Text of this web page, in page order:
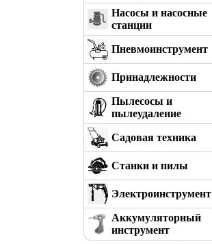
Насосы и насосные
станции
Пневмоинструмент
Принадлежности
Пылесосы и
пылеудаление
Садовая техника
Станки и пилы
Электроинструмент
Аккумуляторный
инструмент